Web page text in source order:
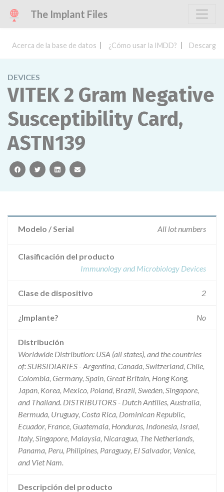
The Implant Files
Acerca de la base de datos ¿Cómo usar la IMDD? Descargar
DEVICES
VITEK 2 Gram Negative
Susceptibility Card,
ASTN139
facebooktwitterlinkedinemail
Modelo / Serial All lot numbers
Clasificación del producto
Immunology and Microbiology Devices
Clase de dispositivo 2
¿Implante? No
Distribución
Worldwide Distribution: USA (all states), and the countries
of: SUBSIDIARIES - Argentina, Canada, Switzerland, Chile,
Colombia, Germany, Spain, Great Britain, Hong Kong,
Japan, Korea, Mexico, Poland, Brazil, Sweden, Singapore,
and Thailand. DISTRIBUTORS - Dutch Antilles, Australia,
Bermuda, Uruguay, Costa Rica, Dominican Republic,
Ecuador, France, Guatemala, Honduras, Indonesia, Israel,
Italy, Singapore, Malaysia, Nicaragua, The Netherlands,
Panama, Peru, Philipines, Paraguay, El Salvador, Venice,
and Viet Nam.
Descripción del producto